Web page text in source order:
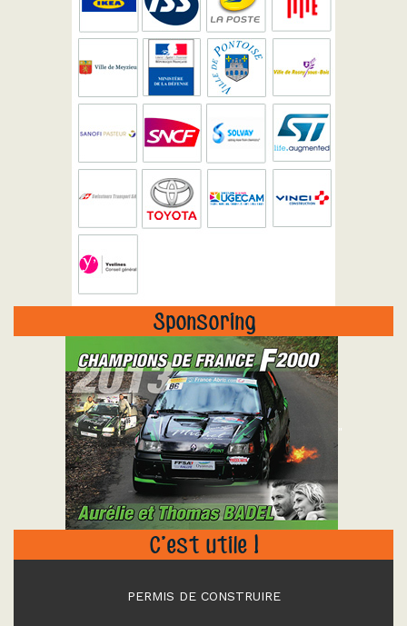
Sponsoring
"
C’est utile !
PERMIS DE CONSTRUIRE